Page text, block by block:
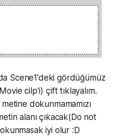
Scene1'deki gördüğümüz
cilp'i) çift tıklayalım.
metine dokunmamamızı
alanı çıkacak(Do not
iyi olur :D